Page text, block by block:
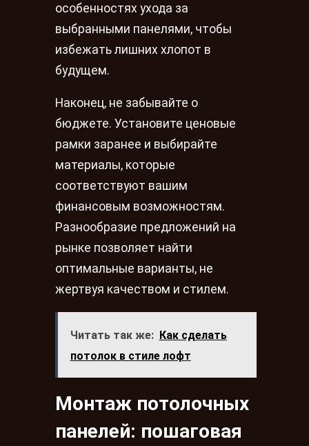
особенностях ухода за
выбранными панелями, чтобы
избежать лишних хлопот в
будущем.
Наконец, не забывайте о
бюджете. Установите ценовые
рамки заранее и выбирайте
материалы, которые
соответствуют вашим
финансовым возможностям.
Разнообразие предложений на
рынке позволяет найти
оптимальные варианты, не
жертвуя качеством и стилем.
Читать так же: Как сделать
потолок в стиле лофт
Монтаж потолочных
панелей: пошаговая